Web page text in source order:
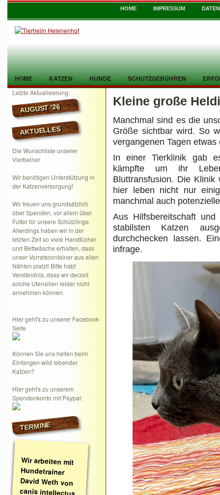
HOME IMPRESSUM
HOME KATZEN HUNDE SCHUTZGEBÜHREN
TIER GEFUNDEN KONTAKT
Letzte Aktualisierung:
AUGUST ’26
AKTUELLES
Die Wunschliste unserer
Vierbeiner
Wir benötigen Unterstützung in
der Katzenversorgung!
Wir freuen uns grundsätzlich
über Spenden, vor allem über
Futter für unsere Schützlinge.
Allerdings haben wir in der
letzten Zeit so viele Handtücher
und Bettwäsche erhalten, dass
unser Vorratscontainer aus allen
Nähten platzt! Bitte habt
Verständnis, dass wir derzeit
solche Utensilien leider nicht
annehmen können.
Hier geht's zu unserer Facebook-
Seite
Können Sie uns helfen beim
Einfangen wild lebender
Katzen?
Hier geht's zu unserem
Spendenkonto mit Paypal:
TERMINE
Wir arbeiten mit
Hundetrainer
David Weth von
canis intellectus
Kleine große
Manchmal sind es die
Größe sichtbar wird. So
vergangenen Tagen
In einer Tierklinik gab
kämpfte um ihr
Bluttransfusion. Die
hier leben nicht nur
manchmal auch
Aus Hilfsbereitschaft
stabilsten Katzen
durchchecken lassen.
infrage.